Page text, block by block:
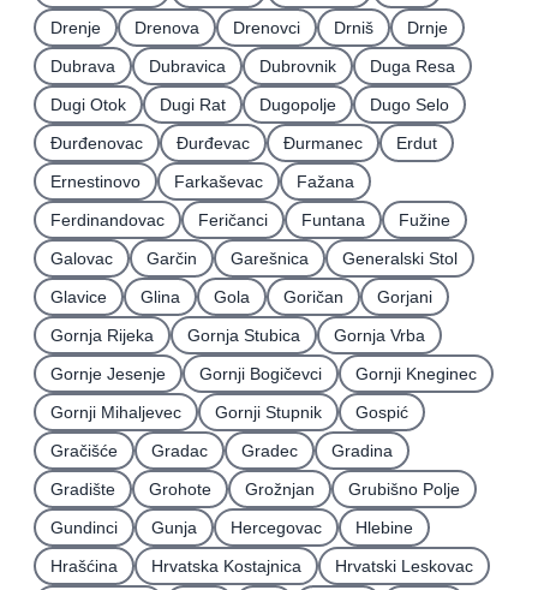
Drenje
Drenova Drenovci Drniš
Drnje
Dubrava
Dubravica Dubrovnik
Duga Resa
Dugi Otok
Dugi Rat Dugopolje
Dugo Selo
Ðurđenovac
Ðurđevac Ðurmanec
Erdut
Ernestinovo
Farkaševac
Fažana
Ferdinandovac
Feričanci Funtana
Fužine
Galovac
Garčin Garešnica
Generalski Stol
Glavice
Glina Gola Goričan
Gorjani
Gornja Rijeka
Gornja Stubica
Gornja Vrba
Gornje Jesenje
Gornji Bogičevci
Gornji Kneginec
Gornji Mihaljevec
Gornji Stupnik
Gospić
Gračišće
Gradac Gradec
Gradina
Gradište
Grohote Grožnjan
Grubišno Polje
Gundinci
Gunja Hercegovac
Hlebine
Hrašćina
Hrvatska Kostajnica
Hrvatski Leskovac